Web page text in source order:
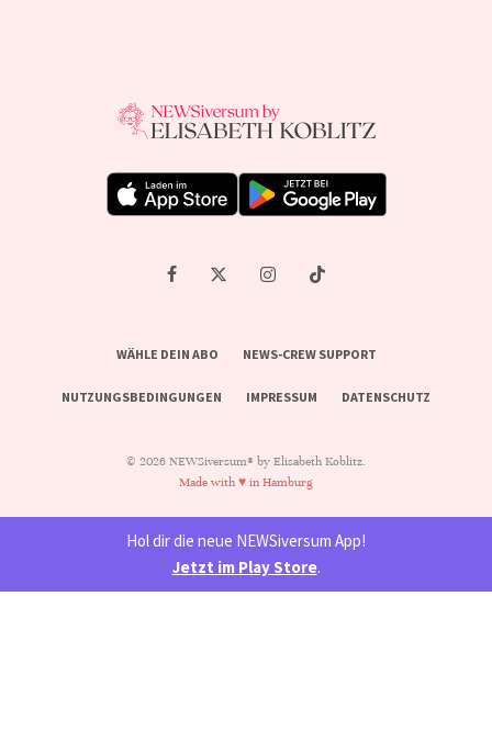
WÄHLE DEIN ABO NEWS-CREW SUPPORT
NUTZUNGSBEDINGUNGEN IMPRESSUM DATENSCHUTZ
© 2026 NEWSiversum® by Elisabeth Koblitz.
Made with ♥ in Hamburg
Hol dir die neue NEWSiversum App!
Jetzt im Play Store.